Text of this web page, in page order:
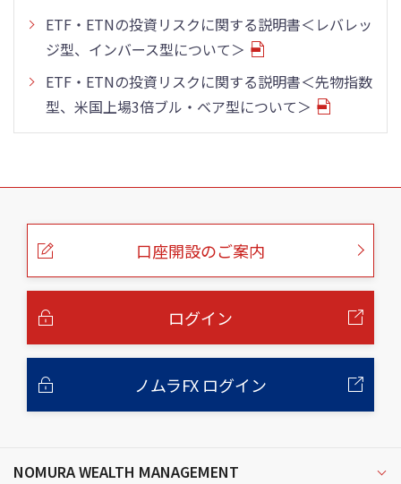
ETF・ETNの投資リスクに関する説明書＜レバレッ
ジ型、インバース型について＞
ETF・ETNの投資リスクに関する説明書＜先物指数
型、米国上場3倍ブル・ベア型について＞
こ
口座開設のご案内
ログイン
ノムラFX ログイン
NOMURA WEALTH MANAGEMENT